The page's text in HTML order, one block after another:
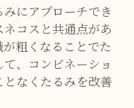
にアプローチでき
コスと共通点があ
粗くなることでた
、コンビネーショ
なくたるみを改善